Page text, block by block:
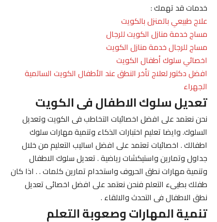
خدمات قد تهمك :
علاج طبيعي بالمنزل بالكويت
مساج خدمة منازل الكويت للرجال
مساج للرجال خدمة منازل الكويت
اخصائي سلوك أطفال الكويت
افضل دكتور لعلاج تأخر النطق عند الأطفال الكويت السالمية
الجهراء
تعديل سلوك الاطفال فى الكويت
نحن نعتمد على افضل اخصائيات التخاطب فى الكويت وتعديل
السلوك. وايضا تعليم اختبارات الذكاء وتنمية مهارات سلوك
اطفالك . اخصائيات تعتمد على افضل اساليب التعليم من خلال
جداول وتمارين واستيكشات رياضية . تعديل سلوك الاطفال
وتنمية مهارات نطق الحروف واستخدام تمارين كلمات . . اذا كان
طفلك بطيىء التعلم فنحن نعتمد على افضل اخصائى تعديل
نطق الاطفال فى التحدث والالقاء .
تنمية المهارات وصعوبة التعلم